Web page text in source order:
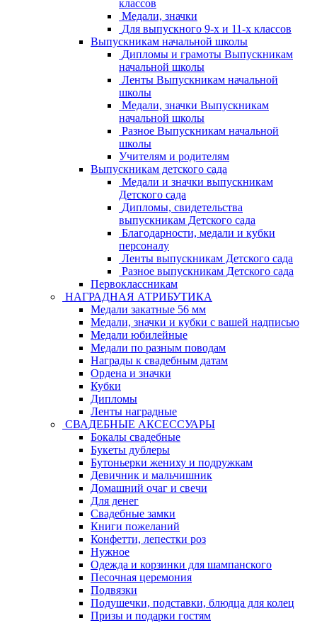
классов
Медали, значки
Для выпускного 9-х и 11-х классов
Выпускникам начальной школы
Дипломы и грамоты Выпускникам
начальной школы
Ленты Выпускникам начальной
школы
Медали, значки Выпускникам
начальной школы
Разное Выпускникам начальной
школы
Учителям и родителям
Выпускникам детского сада
Медали и значки выпускникам
Детского сада
Дипломы, свидетельства
выпускникам Детского сада
Благодарности, медали и кубки
персоналу
Ленты выпускникам Детского сада
Разное выпускникам Детского сада
Первоклассникам
НАГРАДНАЯ АТРИБУТИКА
Медали закатные 56 мм
Медали, значки и кубки с вашей надписью
Медали юбилейные
Медали по разным поводам
Награды к свадебным датам
Ордена и значки
Кубки
Дипломы
Ленты наградные
СВАДЕБНЫЕ АКСЕССУАРЫ
Бокалы свадебные
Букеты дублеры
Бутоньерки жениху и подружкам
Девичник и мальчишник
Домашний очаг и свечи
Для денег
Свадебные замки
Книги пожеланий
Конфетти, лепестки роз
Нужное
Одежда и корзинки для шампанского
Песочная церемония
Подвязки
Подушечки, подставки, блюдца для колец
Призы и подарки гостям